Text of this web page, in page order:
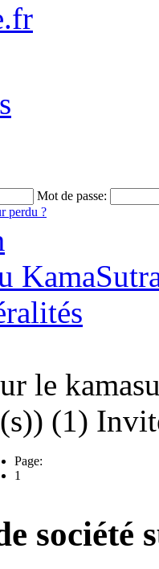
Mot de passe:
perdu ?
le
(1)
Page:
1
société